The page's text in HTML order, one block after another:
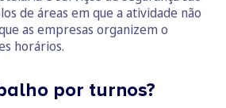
de áreas em que a atividade não
as empresas organizem o
horários.
por turnos?